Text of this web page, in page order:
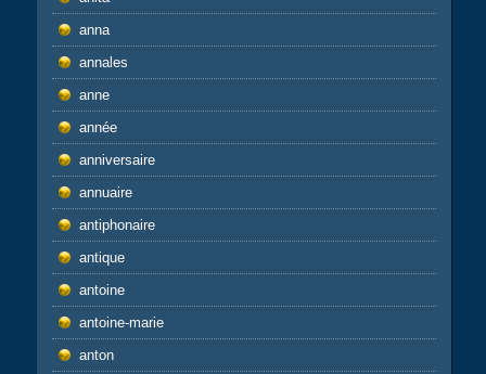
anna
annales
anne
année
anniversaire
annuaire
antiphonaire
antique
antoine
antoine-marie
anton